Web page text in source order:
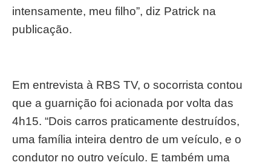
intensamente, meu filho”, diz Patrick na
publicação.
Em entrevista à RBS TV, o socorrista contou
que a guarnição foi acionada por volta das
4h15. “Dois carros praticamente destruídos,
uma família inteira dentro de um veículo, e o
condutor no outro veículo. E também uma